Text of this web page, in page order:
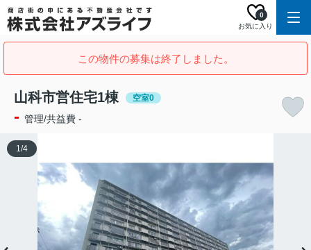
お気に入り
0
この物件の募集は終了しました。
山科市営住宅1棟 空室0
- 管理/共益費 -
1/4